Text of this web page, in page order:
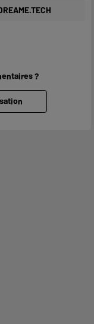
?